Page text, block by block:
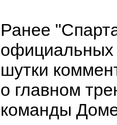
Ранее
официальных
шутки
о главном
команды